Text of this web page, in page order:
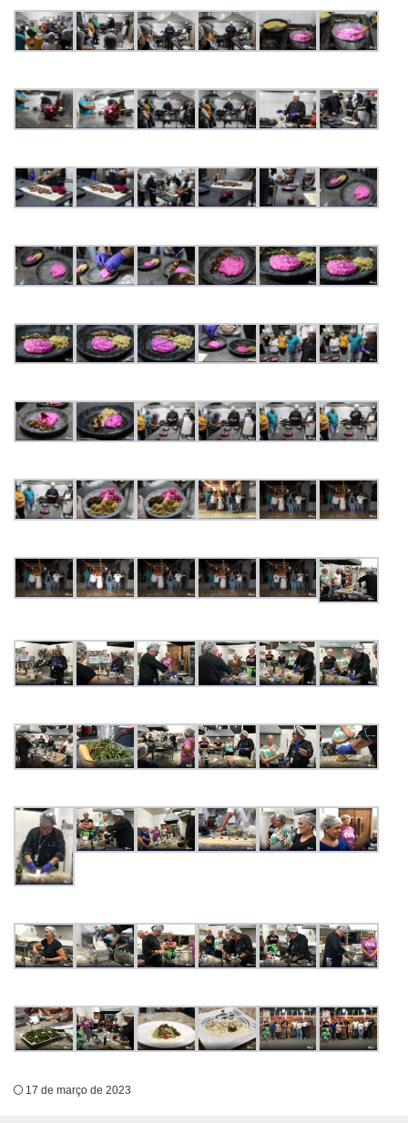
17 de março de 2023